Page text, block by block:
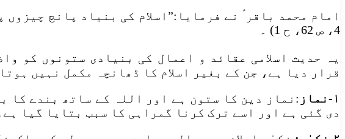
امام محمد باقر ؑ نے فرمایا:”اسلام کی بنیاد پانچ
4، ص 62، ح 1) ۔
یہ حدیث اسلامی عقائد و اعمال کی بنیادی ستونوں کو
قرار دیا ہے، جن کے بغیر اسلام کا ڈھانچہ مکمل نہیں
۱-
نماز :نماز دین کا ستون ہے اور اللہ کے ساتھ بندے کا
دی گئی ہے اور اسے ترک کرنا گمراہی کا سبب بتایا گیا ہے۔